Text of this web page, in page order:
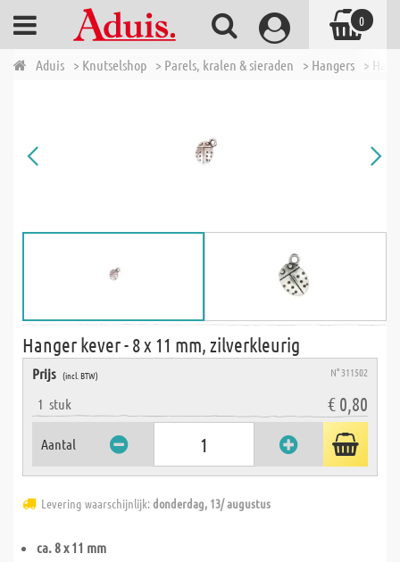
Aduis > Knutselshop > Parels, kralen & sieraden > Hangers >
Hanger kever - 8 x 11 mm, zilverkleurig
Prijs (incl. BTW) N° 311502
1 stuk € 0,80
Aantal
Levering waarschijnlijk:donderdag, 13/ augustus
ca. 8 x 11 mm
0